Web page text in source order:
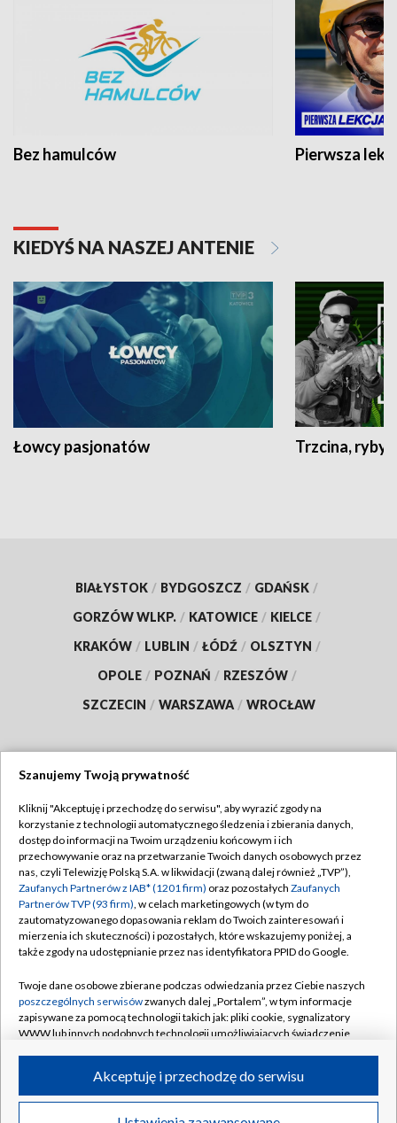
Bez hamulców Pierwsza
KIEDYŚ NA NASZEJ ANTENIE
Łowcy pasjonatów Trzcina, ryby
BIAŁYSTOK / BYDGOSZCZ / GDAŃSK /
GORZÓW WLKP. / KATOWICE / KIELCE /
KRAKÓW / LUBLIN / ŁÓDŹ / OLSZTYN /
OPOLE / POZNAŃ / RZESZÓW /
SZCZECIN / WARSZAWA / WROCŁAW
TVP
Abonament TVP
Emisja w TVP
Centrum informacji TVP
Naziemna Telewizja Cyfrowa
Rada Programowa
System NOS
Informacje o nadawcy
Program dla prasy
Regulamin TVP
Polityka prywatności
Moje zgody
Pomoc
Kontakt
Kanały
©2026 Telewizja Polska S.A. w likwidacji
Szanujemy Twoją prywatność
Kliknij "Akceptuję i przechodzę do serwisu", aby wyrazić zgody na
korzystanie z technologii automatycznego śledzenia i zbierania danych,
dostęp do informacji na Twoim urządzeniu końcowym i ich
przechowywanie oraz na przetwarzanie Twoich danych osobowych przez
nas, czyli Telewizję Polską S.A. w likwidacji (zwaną dalej również „TVP”),
Zaufanych Partnerów z IAB* (1201 firm) oraz pozostałych Zaufanych
Partnerów TVP (93 firm), w celach marketingowych (w tym do
zautomatyzowanego dopasowania reklam do Twoich zainteresowań i
mierzenia ich skuteczności) i pozostałych, które wskazujemy poniżej, a
także zgody na udostępnianie przez nas identyfikatora PPID do Google.
Twoje dane osobowe zbierane podczas odwiedzania przez Ciebie naszych
poszczególnych serwisówzwanych dalej „Portalem”, w tym informacje
zapisywane za pomocą technologii takich jak: pliki cookie, sygnalizatory
WWW lub innych podobnych technologii umożliwiających świadczenie
ruchu w Internecie.
Twoje dane osobowe zbierane podczas odwiedzania przez Ciebie
Akceptuję i przechodzę do serwisu